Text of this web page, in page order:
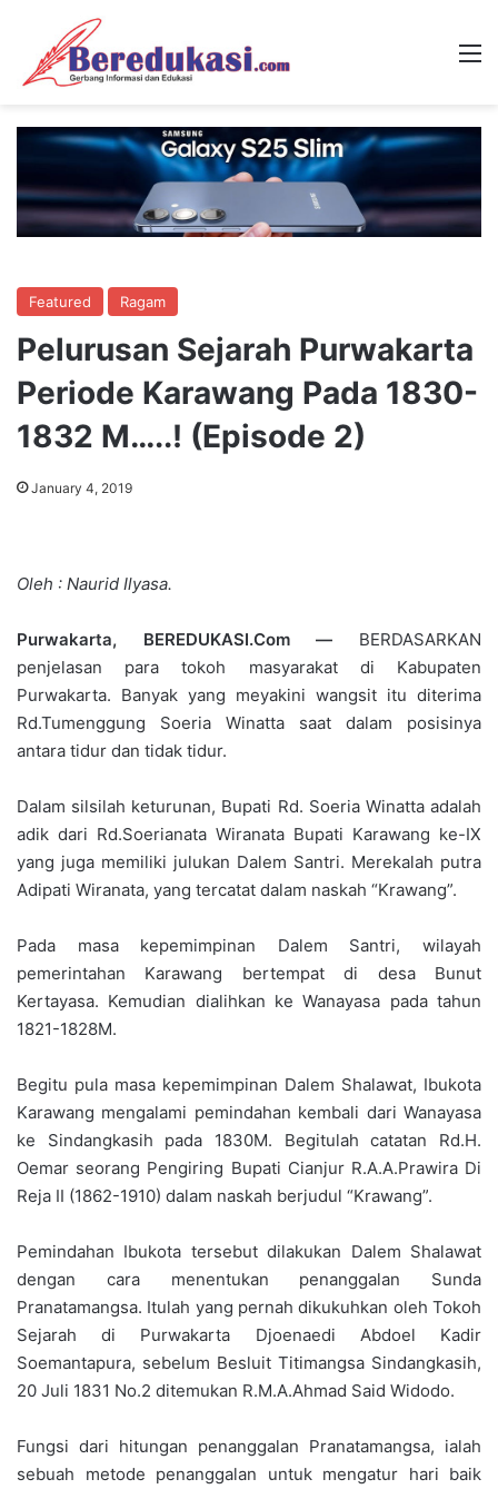
Featured Ragam
Pelurusan Sejarah Purwakarta
Periode Karawang Pada 1830-
1832 M…..! (Episode 2)
January 4, 2019
Oleh : Naurid Ilyasa.
Purwakarta, BEREDUKASI.Com — BERDASARKAN
penjelasan para tokoh masyarakat di Kabupaten
Purwakarta. Banyak yang meyakini wangsit itu diterima
Rd.Tumenggung Soeria Winatta saat dalam posisinya
antara tidur dan tidak tidur.
Dalam silsilah keturunan, Bupati Rd. Soeria Winatta adalah
adik dari Rd.Soerianata Wiranata Bupati Karawang ke-IX
yang juga memiliki julukan Dalem Santri. Merekalah putra
Adipati Wiranata, yang tercatat dalam naskah “Krawang”.
Pada masa kepemimpinan Dalem Santri, wilayah
pemerintahan Karawang bertempat di desa Bunut
Kertayasa. Kemudian dialihkan ke Wanayasa pada tahun
1821-1828M.
Begitu pula masa kepemimpinan Dalem Shalawat, Ibukota
Karawang mengalami pemindahan kembali dari Wanayasa
ke Sindangkasih pada 1830M. Begitulah catatan Rd.H.
Oemar seorang Pengiring Bupati Cianjur R.A.A.Prawira Di
Reja II (1862-1910) dalam naskah berjudul “Krawang”.
Pemindahan Ibukota tersebut dilakukan Dalem Shalawat
dengan cara menentukan penanggalan Sunda
Pranatamangsa. Itulah yang pernah dikukuhkan oleh Tokoh
Sejarah di Purwakarta Djoenaedi Abdoel Kadir
Soemantapura, sebelum Besluit Titimangsa Sindangkasih,
20 Juli 1831 No.2 ditemukan R.M.A.Ahmad Said Widodo.
Fungsi dari hitungan penanggalan Pranatamangsa, ialah
sebuah metode penanggalan untuk mengatur hari baik